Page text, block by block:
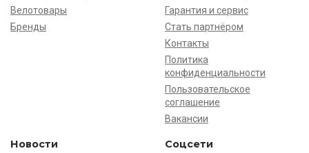
Велотовары
Бренды
Гарантия и сервис
Стать партнёром
Контакты
Политика
конфиденциальности
Пользовательское
соглашение
Вакансии
Новости Соцсети